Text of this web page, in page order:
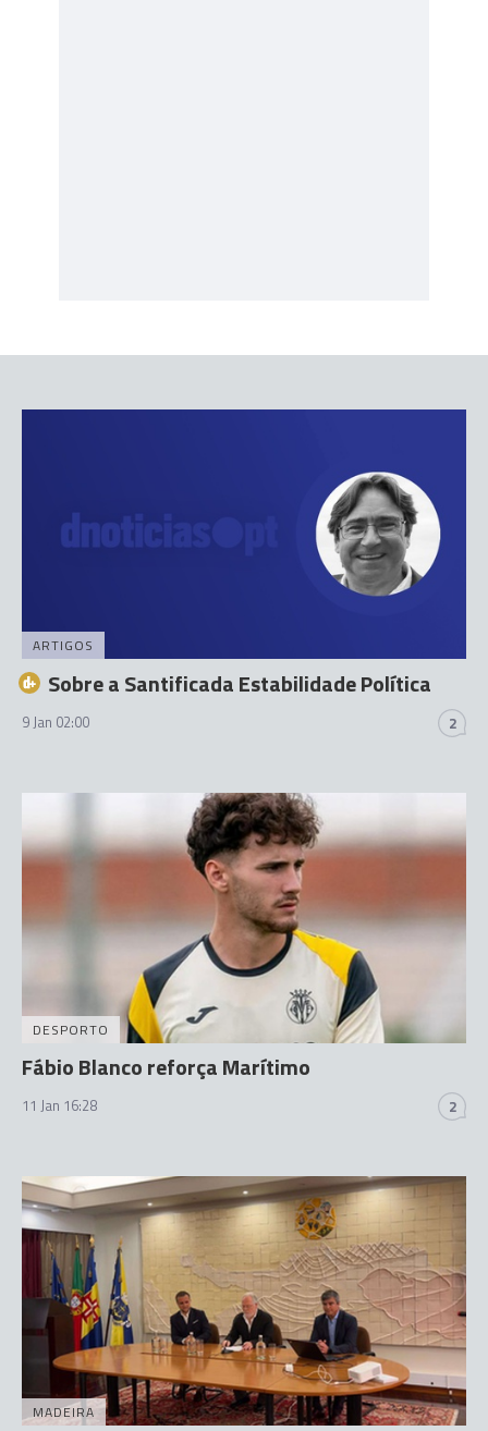
ARTIGOS
Sobre a Santificada Estabilidade Política
9 Jan 02:00 2
DESPORTO
Fábio Blanco reforça Marítimo
11 Jan 16:28 2
MADEIRA